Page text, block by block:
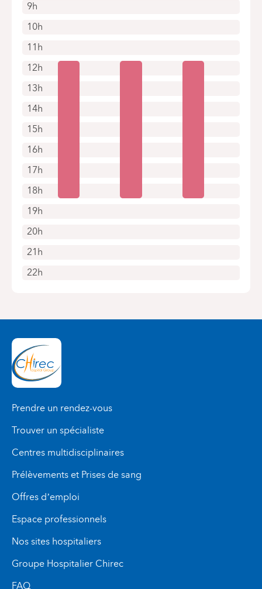
9h
10h
11h
12h
13h
14h
15h
16h
17h
18h
19h
20h
21h
22h
Prendre un rendez-vous
Trouver un spécialiste
Centres multidisciplinaires
Prélèvements et Prises de sang
Offres d’emploi
Espace professionnels
Nos sites hospitaliers
Groupe Hospitalier Chirec
FAQ